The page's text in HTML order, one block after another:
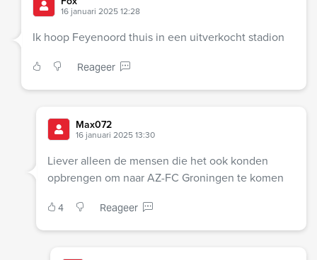
16 januari 2025 12:28
Ik hoop Feyenoord thuis in een uitverkocht stadion
Reageer
Max072
16 januari 2025 13:30
Liever alleen de mensen die het ook konden
opbrengen om naar AZ-FC Groningen te komen
4 Reageer